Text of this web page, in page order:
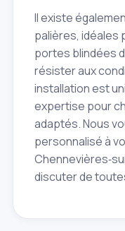
Il existe
palières, idéales
portes blindées
résister aux
installation est
expertise pour
adaptés. Nous
personnalisé à
discuter de